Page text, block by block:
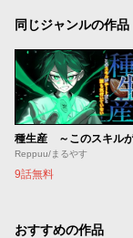
同じジャンルの作品
Reppuu/まるやす
9話無料
おすすめの作品